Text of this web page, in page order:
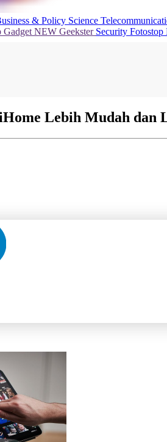
& Policy Science
Gadget NEW Geekster Security Fotostop
Lebih Mudah dan